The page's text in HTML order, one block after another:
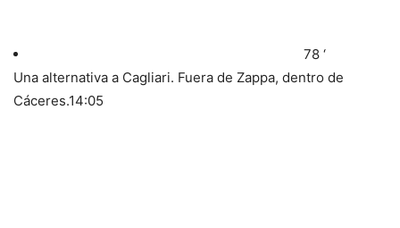
78 ‘
Una alternativa a Cagliari. Fuera de Zappa, dentro de
Cáceres.14:05